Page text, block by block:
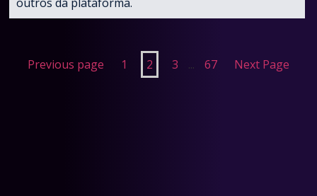
Previous page 1 2 3 ... 67 Next Page